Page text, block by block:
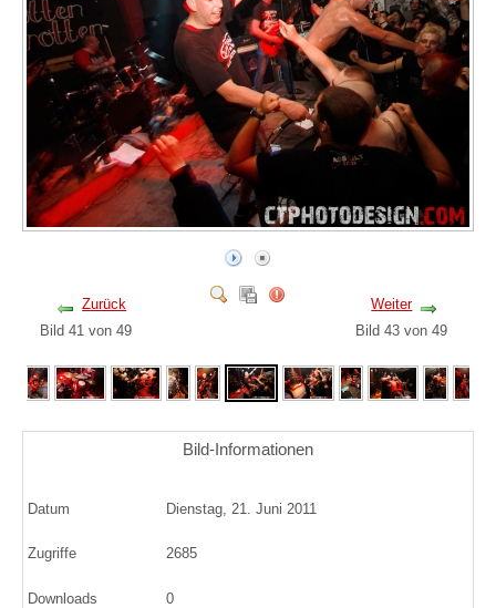
Zurück
Bild 41 von 49
Weiter
Bild 43 von 49
Bild-Informationen
Datum Dienstag, 21. Juni 2011
Zugriffe 2685
Downloads 0